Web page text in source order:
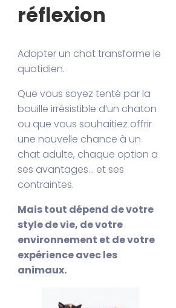
réflexion
Adopter un chat transforme le
quotidien.
Que vous soyez tenté par la
bouille irrésistible d’un chaton
ou que vous souhaitiez offrir
une nouvelle chance à un
chat adulte, chaque option a
ses avantages… et ses
contraintes.
Mais tout dépend de votre
style de vie, de votre
environnement et de votre
expérience avec les
animaux.